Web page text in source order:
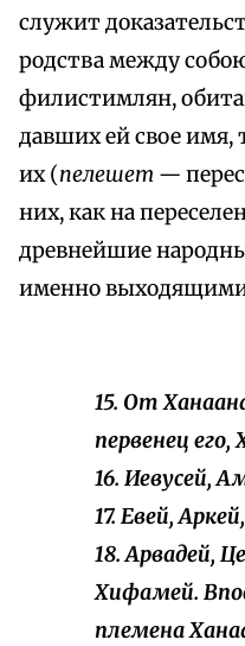
служит
родства между
филистимлян,
давших ей свое имя,
их (пелешет —
них, как на
древнейшие
именно выходящими
15. От
первенец его,
16. Иевусей,
17. Евей,
18. Арвадей,
Хифамей.
племена